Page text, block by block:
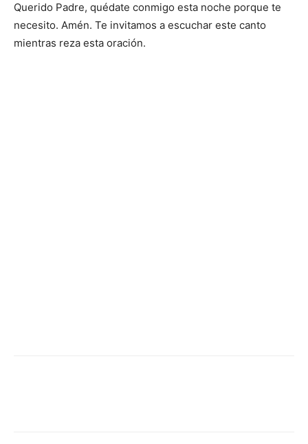
Querido Padre, quédate conmigo esta noche porque te
necesito. Amén. Te invitamos a escuchar este canto
mientras reza esta oración.